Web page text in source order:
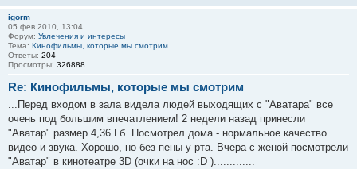
igorm
05 фев 2010, 13:04
Форум: Увлечения и интересы
Тема: Кинофильмы, которые мы смотрим
Ответы: 204
Просмотры: 326888
Re: Кинофильмы, которые мы смотрим
...Перед входом в зала видела людей выходящих с "Аватара" все
очень под большим впечатлением! 2 недели назад принесли
"Аватар" размер 4,36 Гб. Посмотрел дома - нормальное качество
видео и звука. Хорошо, но без пены у рта. Вчера с женой посмотрели
"Аватар" в кинотеатре 3D (очки на нос :D ).............